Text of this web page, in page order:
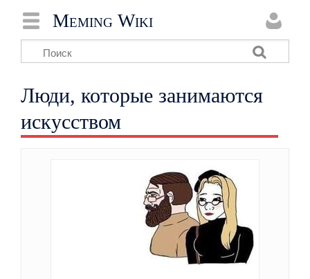
Meming Wiki
Люди, которые занимаются
искусством